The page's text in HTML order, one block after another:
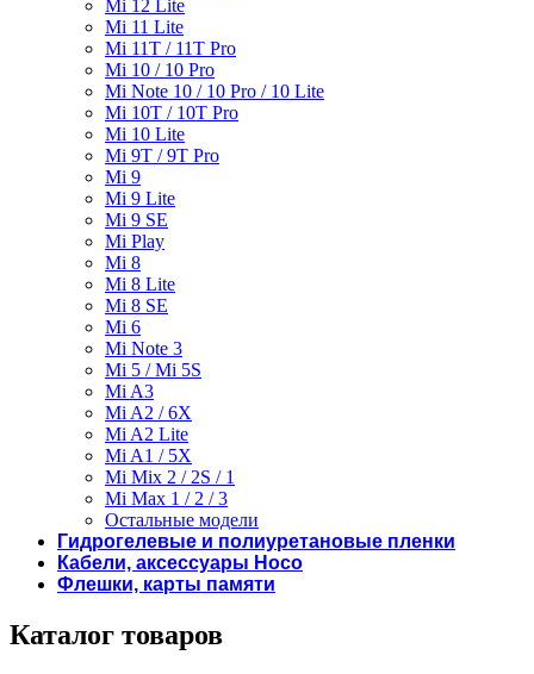
Mi 12 Lite
Mi 11 Lite
Mi 11T / 11T Pro
Mi 10 / 10 Pro
Mi Note 10 / 10 Pro / 10 Lite
Mi 10T / 10T Pro
Mi 10 Lite
Mi 9T / 9T Pro
Mi 9
Mi 9 Lite
Mi 9 SE
Mi Play
Mi 8
Mi 8 Lite
Mi 8 SE
Mi 6
Mi Note 3
Mi 5 / Mi 5S
Mi A3
Mi A2 / 6X
Mi A2 Lite
Mi A1 / 5X
Mi Mix 2 / 2S / 1
Mi Max 1 / 2 / 3
Остальные модели
Гидрогелевые и полиуретановые пленки
Кабели, аксессуары Hoco
Флешки, карты памяти
Каталог товаров